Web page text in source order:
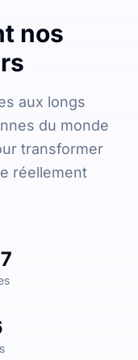
nos
aux longs
du monde
transformer
réellement